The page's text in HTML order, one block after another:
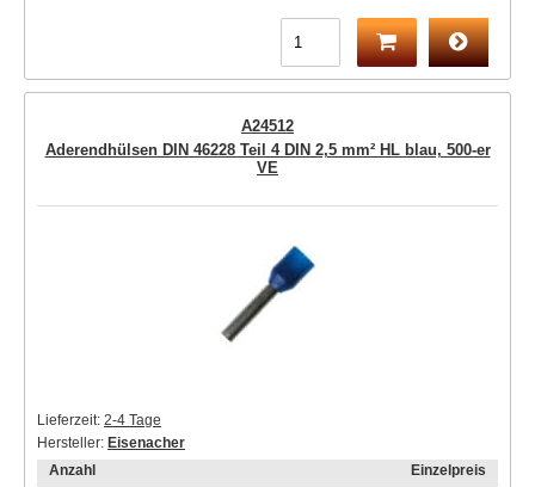
A24512
Aderendhülsen DIN 46228 Teil 4 DIN 2,5 mm² HL blau, 500-er
VE
Lieferzeit: 2-4 Tage
Hersteller: Eisenacher
Anzahl
Einzelpreis